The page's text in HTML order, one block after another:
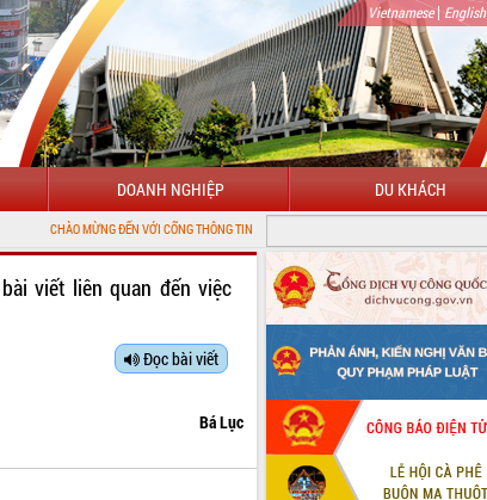
Vietnamese| English
DOANH NGHIỆP DU KHÁCH
MỪNG ĐẾN VỚI CỔNG THÔNG TIN ĐIỆN TỬ TỈNH ĐẮK LẮK
viết liên quan đến việc
Đọc bài viết
Bá Lục